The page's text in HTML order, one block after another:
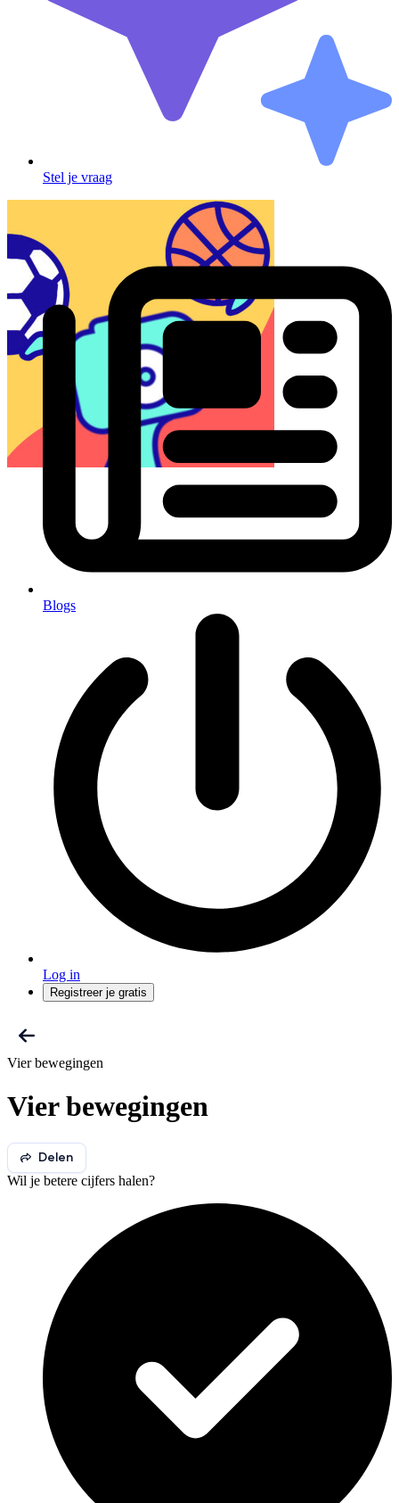
Stel je vraag
Blogs
Log in
Registreer je gratis
Vier bewegingen
Vier bewegingen
Delen
Wil je betere cijfers halen?